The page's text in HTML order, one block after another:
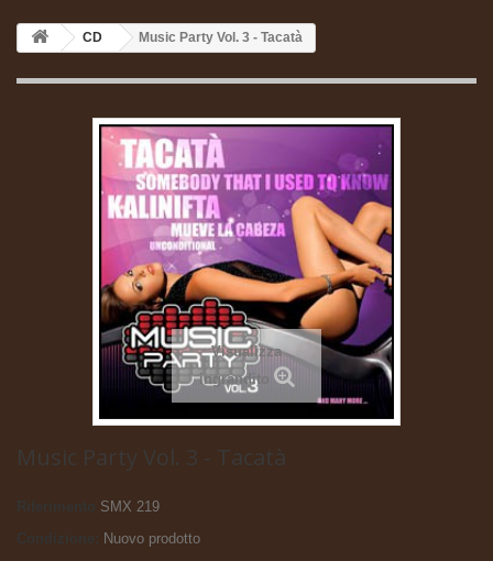
CD Music Party Vol. 3 - Tacatà
Visualizza
ingrandito
Music Party Vol. 3 - Tacatà
Riferimento
SMX 219
Nuovo prodotto